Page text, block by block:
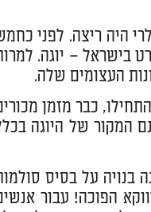
היה ריצה. לפני
בישראל – יוגה.
העצומים שלה.
כבר מזמן
המקור של היוגה
בנויה על בסיס
הפוכה! עבור